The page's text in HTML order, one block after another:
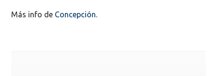
Más info de Concepción.